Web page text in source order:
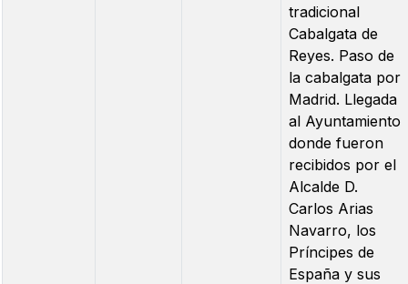
tradicional
Cabalgata de
Reyes. Paso de
la cabalgata por
Madrid. Llegada
al Ayuntamiento
donde fueron
recibidos por el
Alcalde D.
Carlos Arias
Navarro, los
Príncipes de
España y sus